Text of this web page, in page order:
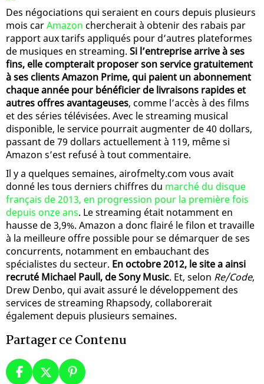
Des négociations qui seraient en cours depuis plusieurs
mois carAmazon chercherait à obtenir des rabais par
rapport aux tarifs appliqués pour d’autres plateformes
de musiques en streaming. Si l’entreprise arrive à ses
fins, elle compterait proposer son service gratuitement
à ses clients Amazon Prime, qui paient un abonnement
chaque année pour bénéficier de livraisons rapides et
autres offres avantageuses, comme l’accès à des films
et des séries télévisées. Avec le streaming musical
disponible, le service pourrait augmenter de 40 dollars,
passant de 79 dollars actuellement à 119, même si
Amazon s’est refusé à tout commentaire.
Il y a quelques semaines, airofmelty.com vous avait
donné les tous derniers chiffres du marché du disque
français de 2013, en progression pour la première fois
depuis onze ans. Le streaming était notamment en
hausse de 3,9%. Amazon a donc flairé le filon et travaille
à la meilleure offre possible pour se démarquer de ses
concurrents, notamment en embauchant des
spécialistes du secteur. En octobre 2012, le site a ainsi
recruté Michael Paull, de Sony Music. Et, selon Re/Code,
Drew Denbo, qui avait assuré le développement des
services de streaming Rhapsody, collaborerait
également depuis plusieurs semaines.
Partager ce Contenu